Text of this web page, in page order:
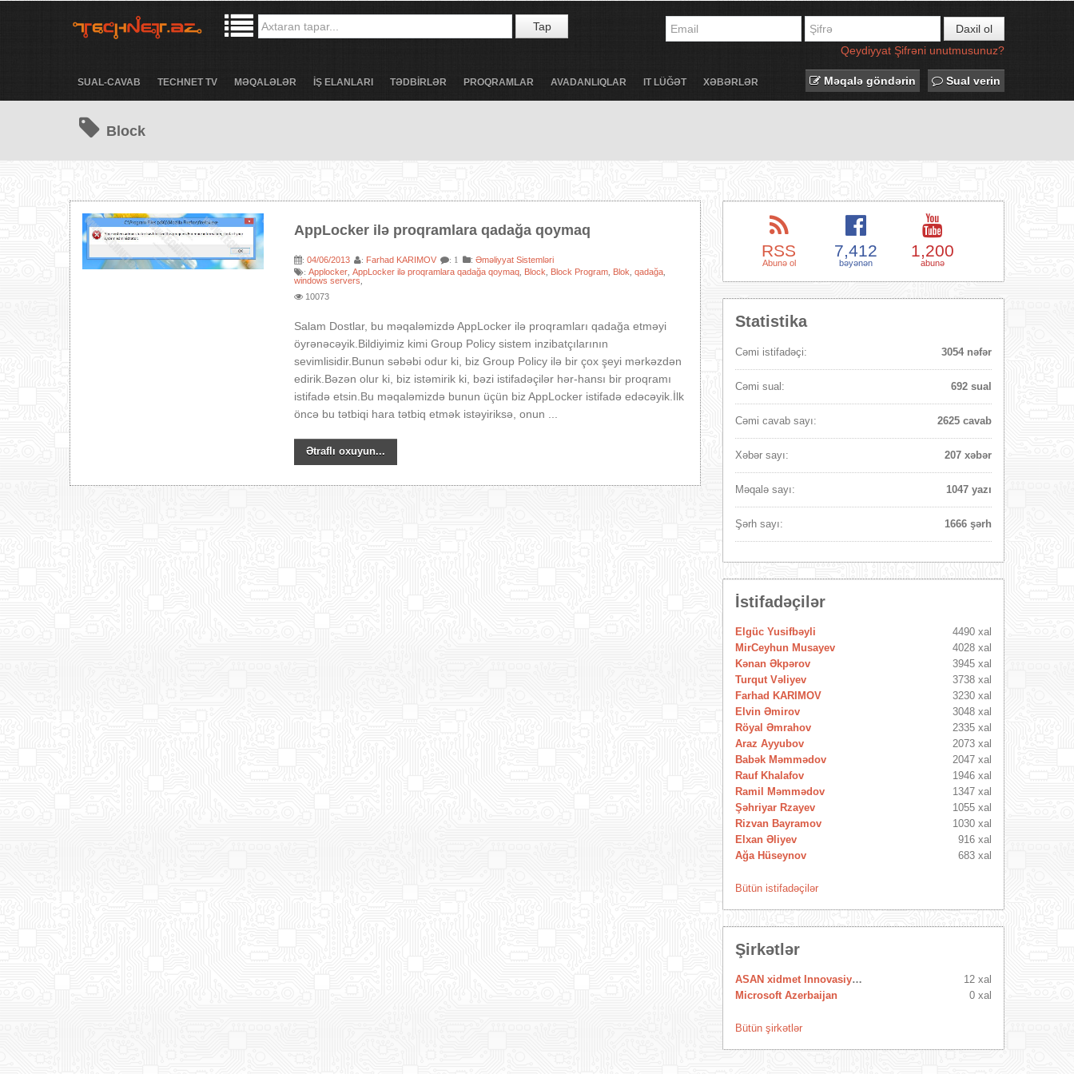
Tap
Daxil ol
Qeydiyyat Şifrəni unutmusunuz?
SUAL-CAVAB TECHNET TV MƏQALƏLƏR İŞ ELANLARI TƏDBİRLƏR PROQRAMLAR AVADANLIQLAR IT LÜĞƏT XƏBƏRLƏR Məqalə göndərin Sual verin
Block
AppLocker ilə proqramlara qadağa qoymaq
:04/06/2013 : Farhad KARIMOV : 1 :Əməliyyat Sistemləri
:Applocker ,AppLocker ilə proqramlara qadağa qoymaq Block Block Program Blok ,qadağa
windows servers
10073
Salam Dostlar, bu məqaləmizdə AppLocker ilə proqramları qadağa etməyi
öyrənəcəyik.Bildiyimiz kimi Group Policy sistem inzibatçılarının
sevimlisidir.Bunun səbəbi odur ki, biz Group Policy ilə bir çox şeyi mərkəzdən
edirik.Bəzən olur ki, biz istəmirik ki, bəzi istifadəçilər hər-hansı bir proqramı
istifadə etsin.Bu məqaləmizdə bunun üçün biz AppLocker istifadə edəcəyik.İlk
öncə bu tətbiqi hara tətbiq etmək istəyiriksə, onun ...
Ətraflı oxuyun...
RSS
Abunə ol
7,412
bəyənən
1,200
abunə
Statistika
Cəmi istifadəçi: 3054 nəfər
Cəmi sual: 692 sual
Cəmi cavab sayı: 2625 cavab
Xəbər sayı: 207 xəbər
Məqalə sayı: 1047 yazı
Şərh sayı: 1666 şərh
İstifadəçilər
Elgüc Yusifbəyli
4490 xal
MirCeyhun Musayev
4028 xal
Kənan Əkpərov
3945 xal
Turqut Vəliyev
3738 xal
Farhad KARIMOV
3230 xal
Elvin Əmirov
3048 xal
Röyal Əmrahov
2335 xal
Araz Ayyubov
2073 xal
Babək Məmmədov
2047 xal
Rauf Khalafov
1946 xal
Ramil Məmmədov
1347 xal
Şəhriyar Rzayev
1055 xal
Rizvan Bayramov
1030 xal
Elxan Əliyev
916 xal
Ağa Hüseynov
683 xal
Bütün istifadəçilər
Şirkətlər
ASAN xidmet Innovasiya Mərkəzi
12 xal
Microsoft Azerbaijan
0 xal
Bütün şirkətlər